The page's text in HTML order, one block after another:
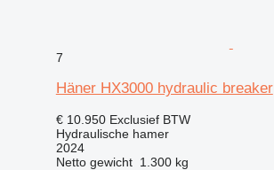
7
Häner HX3000 hydraulic breaker
€ 10.950 Exclusief BTW
Hydraulische hamer
2024
Netto gewicht 1.300 kg